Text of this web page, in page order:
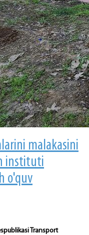
malakasini
instituti
o'quv
Transport